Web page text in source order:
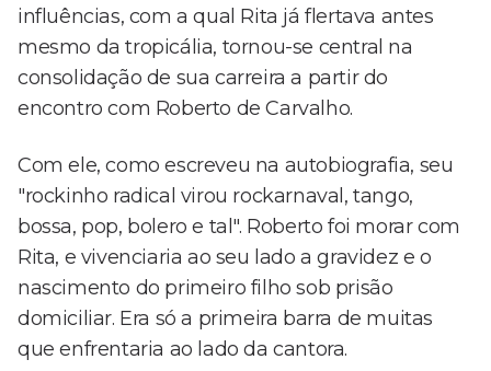
influências, com a qual Rita já flertava antes
mesmo da tropicália, tornou-se central na
consolidação de sua carreira a partir do
encontro com Roberto de Carvalho.
Com ele, como escreveu na autobiografia, seu
"rockinho radical virou rockarnaval, tango,
bossa, pop, bolero e tal". Roberto foi morar com
Rita, e vivenciaria ao seu lado a gravidez e o
nascimento do primeiro filho sob prisão
domiciliar. Era só a primeira barra de muitas
que enfrentaria ao lado da cantora.